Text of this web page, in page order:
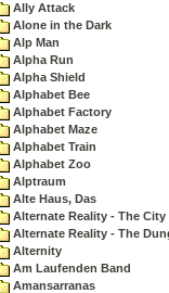
Ally Attack
Alone in the Dark
Alp Man
Alpha Run
Alpha Shield
Alphabet Bee
Alphabet Factory
Alphabet Maze
Alphabet Train
Alphabet Zoo
Alptraum
Alte Haus, Das
Alternate Reality - The City
Alternate Reality - The
Alternity
Am Laufenden Band
Amansarranas